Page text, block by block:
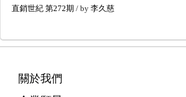
直銷世紀 第272期 / by 李久慈
關於我們